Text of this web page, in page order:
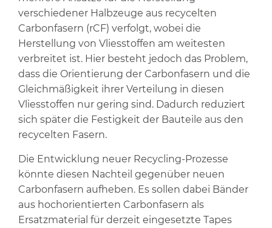
verschiedener Halbzeuge aus recycelten
Carbonfasern (rCF) verfolgt, wobei die
Herstellung von Vliesstoffen am weitesten
verbreitet ist. Hier besteht jedoch das Problem,
dass die Orientierung der Carbonfasern und die
Gleichmäßigkeit ihrer Verteilung in diesen
Vliesstoffen nur gering sind. Dadurch reduziert
sich später die Festigkeit der Bauteile aus den
recycelten Fasern.
Die Entwicklung neuer Recycling-Prozesse
könnte diesen Nachteil gegenüber neuen
Carbonfasern aufheben. Es sollen dabei Bänder
aus hochorientierten Carbonfasern als
Ersatzmaterial für derzeit eingesetzte Tapes